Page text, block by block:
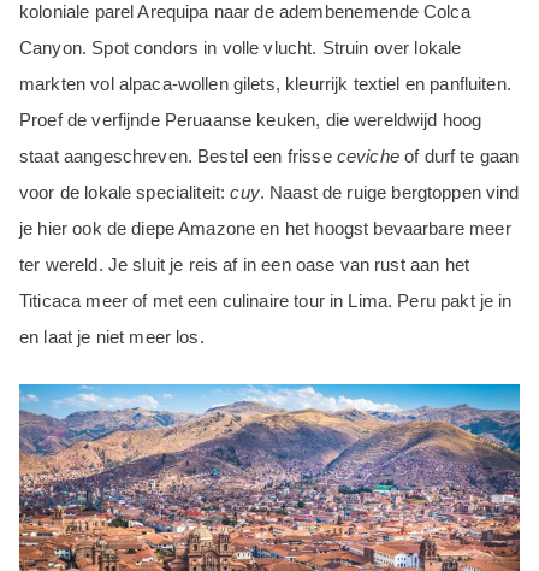
koloniale parel Arequipa naar de adembenemende Colca
Canyon. Spot condors in volle vlucht. Struin over lokale
markten vol alpaca-wollen gilets, kleurrijk textiel en panfluiten.
Proef de verfijnde Peruaanse keuken, die wereldwijd hoog
staat aangeschreven. Bestel een frisse cevicheof durf te gaan
voor de lokale specialiteit:cuy. Naast de ruige bergtoppen vind
je hier ook de diepe Amazone en het hoogst bevaarbare meer
ter wereld. Je sluit je reis af in een oase van rust aan het
Titicaca meer of met een culinaire tour in Lima. Peru pakt je in
en laat je niet meer los.